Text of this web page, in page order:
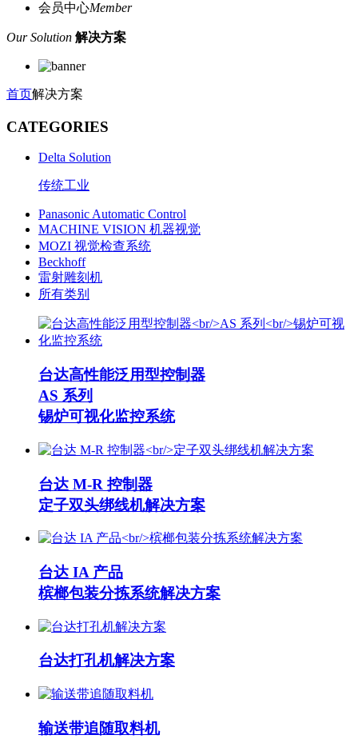
会员中心Member
Our Solution 解决方案
首页解决方案
CATEGORIES
Delta Solution
传统工业
Panasonic Automatic Control
MACHINE VISION 机器视觉
MOZI 视觉检查系统
Beckhoff
雷射雕刻机
所有类别
台达高性能泛用型控制器
AS 系列
锡炉可视化监控系统
台达 M-R 控制器
定子双头绑线机解决方案
台达 IA 产品
槟榔包装分拣系统解决方案
台达打孔机解决方案
输送带追随取料机